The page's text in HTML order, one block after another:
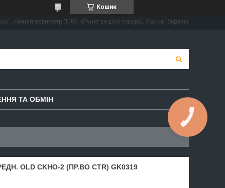
Кошик
нижній периметр П109. (Пункт видачі товару), Харків, Україна
ТА ОБМІН
OLD CKHO-2 (ПР.ВО CTR) GK0319
КНОПКА
ЗВ'ЯЗКУ